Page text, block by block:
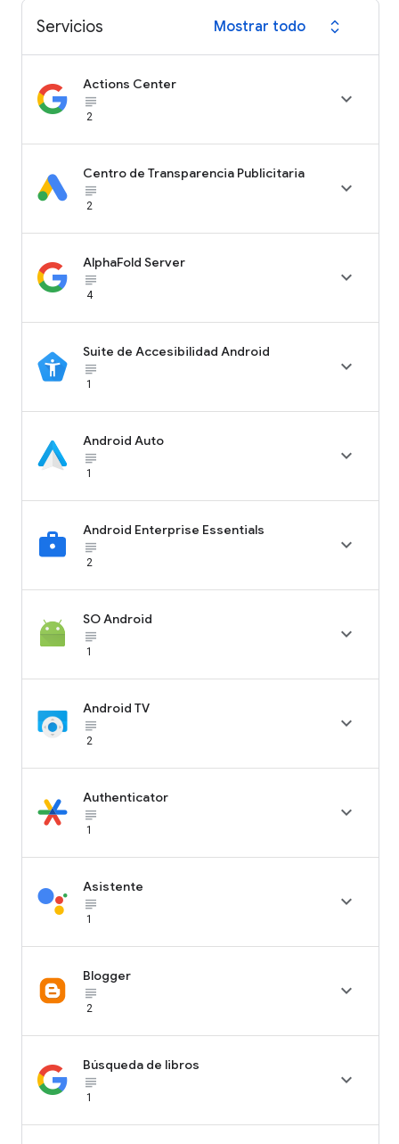
Servicios Mostrar todo expand_all
Actions Center
subject_black
2

Centro de Transparencia Publicitaria
subject_black
2

AlphaFold Server
subject_black
4

Suite de Accesibilidad Android
subject_black
1

Android Auto
subject_black
1

Android Enterprise Essentials
subject_black
2

SO Android
subject_black
1

Android TV
subject_black
2

Authenticator
subject_black
1

Asistente
subject_black
1

Blogger
subject_black
2

Búsqueda de libros
subject_black
1
